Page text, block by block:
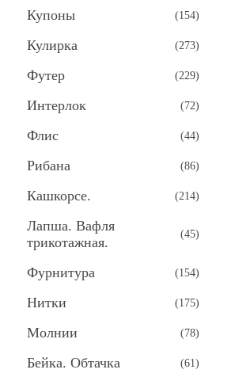
Купоны (154)
Кулирка (273)
Футер (229)
Интерлок (72)
Флис (44)
Рибана (86)
Кашкорсе. (214)
Лапша. Вафля
трикотажная.
(45)
Фурнитура (154)
Нитки (175)
Молнии (78)
Бейка. Обтачка (61)